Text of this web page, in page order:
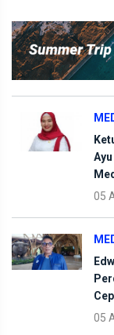
05
05